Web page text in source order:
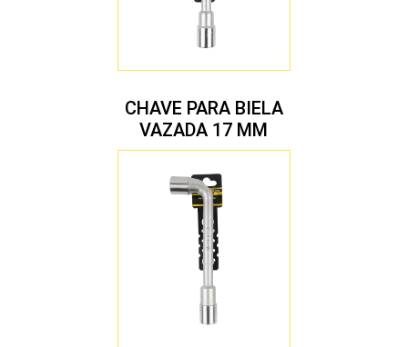
CHAVE PARA BIELA
VAZADA 17 MM